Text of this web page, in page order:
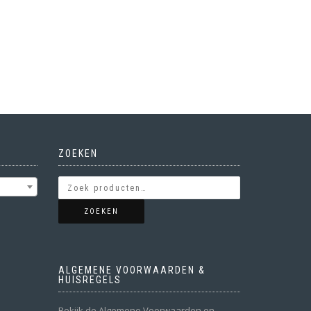
ZOEKEN
ZOEKEN
ALGEMENE VOORWAARDEN &
HUISREGELS